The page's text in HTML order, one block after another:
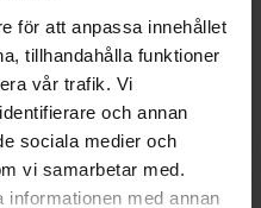
för att anpassa innehållet
tillhandahålla funktioner
vår trafik. Vi
och annan
sociala medier och
vi samarbetar med.
med annan
Coca-Cola